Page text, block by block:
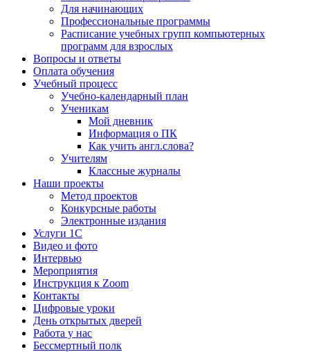
Для начинающих
Профессиональные программы
Расписание учебных групп компьютерных
программ для взрослых
Вопросы и ответы
Оплата обучения
Учебный процесс
Учебно-календарный план
Ученикам
Мой дневник
Информация о ПК
Как учить англ.слова?
Учителям
Классные журналы
Наши проекты
Метод проектов
Конкурсные работы
Электронные издания
Услуги 1C
Видео и фото
Интервью
Мероприятия
Инструкция к Zoom
Контакты
Цифровые уроки
День открытых дверей
Работа у нас
Бессмертный полк